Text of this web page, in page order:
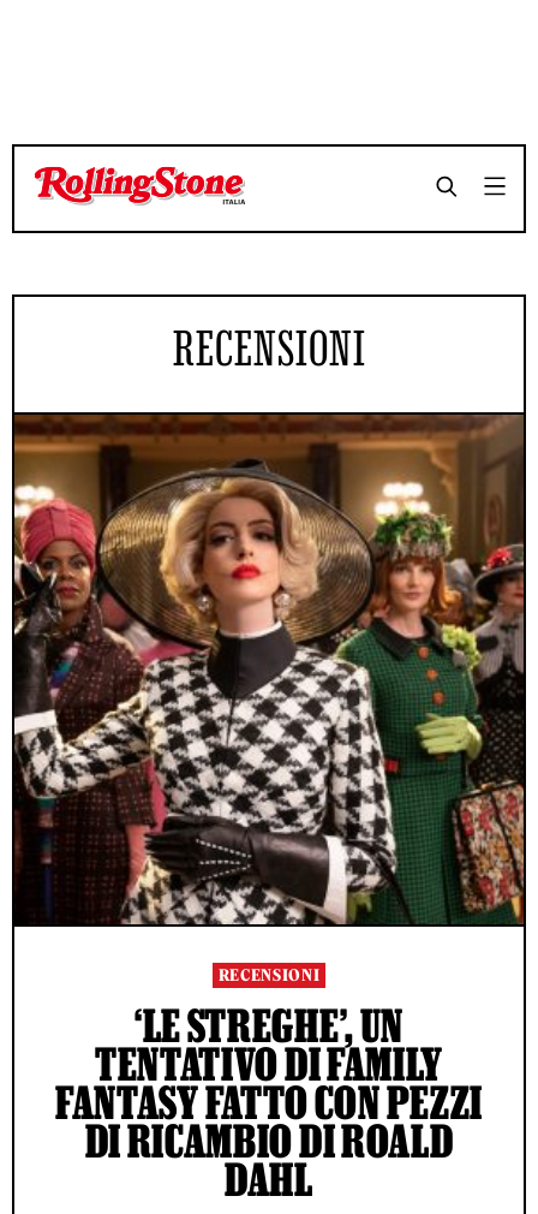
RECENSIONI
RECENSIONI
‘LE STREGHE’, UN
TENTATIVO DI FAMILY
FANTASY FATTO CON PEZZI
DI RICAMBIO DI ROALD
DAHL